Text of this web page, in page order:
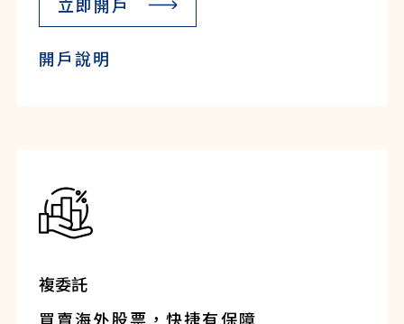
開戶說明
複委託
買賣海外股票，快捷有保障